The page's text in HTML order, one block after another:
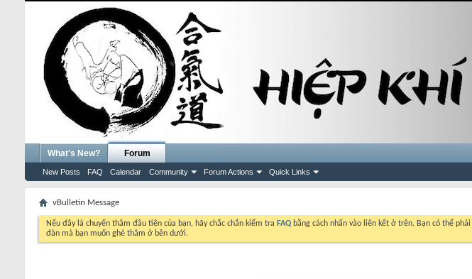
What's New? Forum
New Posts FAQ Calendar Community Forum Actions Quick Links
vBulletin Message
Nếu đây là chuyến thăm đầu tiên của bạn, hãy chắc chắn kiểm tra FAQ bằng cách nhấn vào liên kết ở trên. Bạn có thể phải
đàn mà bạn muốn ghé thăm ở bên dưới.